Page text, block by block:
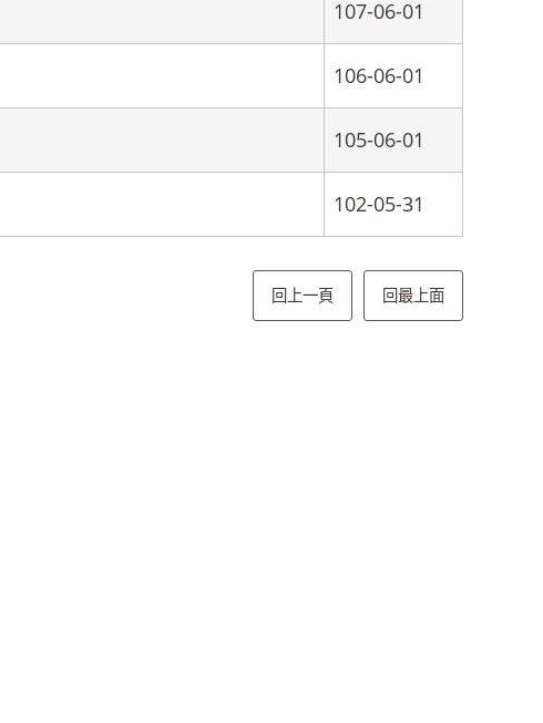
107-06-01
106-06-01
105-06-01
102-05-31
回上一頁 回最上面